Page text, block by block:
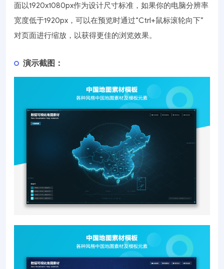
面以1920x1080px作为设计尺寸标准，如果你的电脑分辨率
宽度低于1920px，可以在预览时通过“Ctrl+鼠标滚轮向下”
对页面进行缩放，以获得更佳的浏览效果。
演示截图：